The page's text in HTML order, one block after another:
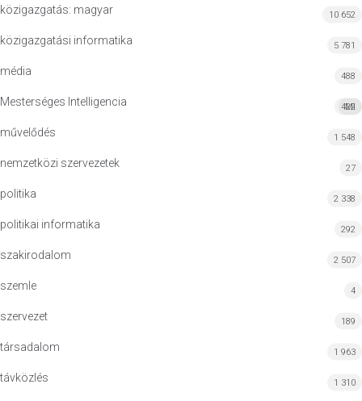
közigazgatás: magyar 10 652
közigazgatási informatika 5 781
média 488
Mesterséges Intelligencia MI
422
művelődés 1 548
nemzetközi szervezetek 27
politika 2 338
politikai informatika 292
szakirodalom 2 507
szemle 4
szervezet 189
társadalom 1 963
távközlés 1 310